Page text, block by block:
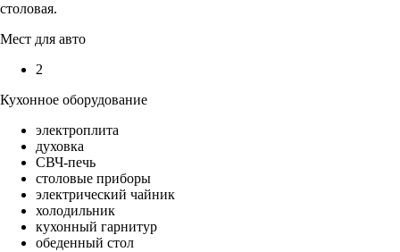
столовая.
Мест для авто
2
Кухонное оборудование
электроплита
духовка
СВЧ-печь
столовые приборы
электрический чайник
холодильник
кухонный гарнитур
обеденный стол